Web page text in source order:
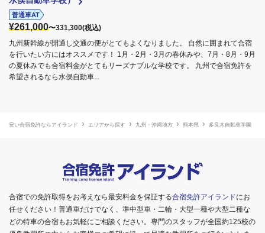
普通車AT
¥261,000〜331,300(税込)
九州新幹線が開通し交通の便がとてもよくなりました。 自然に囲まれて合宿
を行いたい方にはオススメです！ 1月・2月・3月の春休みや、7月・8月・9月
の夏休みでも合宿料金がとてもリーズナブルな学校です。 九州で合宿免許を
希望されるなら水俣自動車...
安い合宿免許ならアイランド エリアから探す 九州・沖縄地方 熊本県 多良木自動車学園
合宿での免許取得をお考えなら最安料金を保証する合宿免許アイランドにお
任せください！普通車だけでなく、準中型車・二輪・大型一種や大型二種な
どの特車の合宿もお気軽にご相談ください。専門のスタッフが全国約125校の